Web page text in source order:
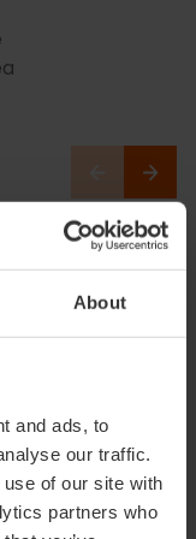
About
and ads, to
our traffic.
of our site with
partners who